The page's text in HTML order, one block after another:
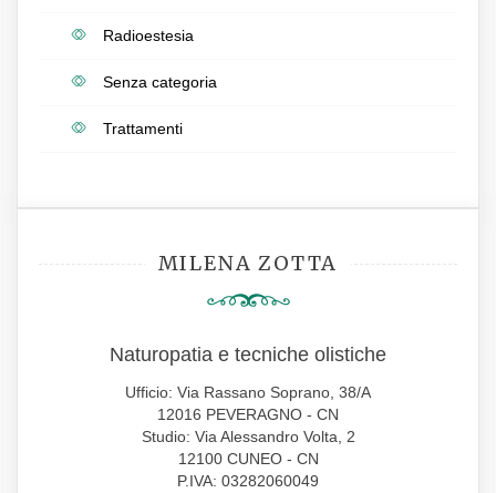
Radioestesia
Senza categoria
Trattamenti
MILENA ZOTTA
Naturopatia e tecniche olistiche
Ufficio: Via Rassano Soprano, 38/A
12016 PEVERAGNO - CN
Studio: Via Alessandro Volta, 2
12100 CUNEO - CN
P.IVA: 03282060049